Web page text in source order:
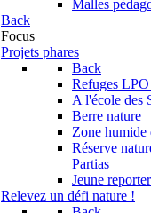
Malles
Back
Focus
Projets phares
Back
Refuges LPO
A l'école des
Berre nature
Zone humide
Réserve
Partias
Jeune reporter
Relevez un défi nature !